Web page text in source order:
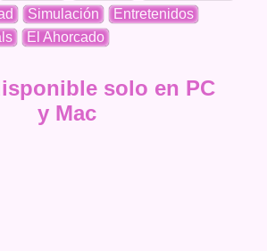
Simulación
Entretenidos
El Ahorcado
solo en PC
y Mac